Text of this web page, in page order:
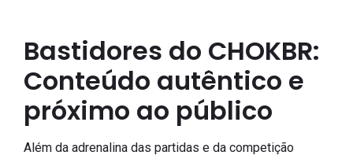
Bastidores do CHOKBR:
Conteúdo autêntico e
próximo ao público
Além da adrenalina das partidas e da competição